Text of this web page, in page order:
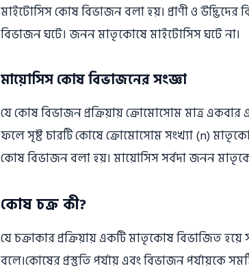
মাইটোসিস কোষ বিভাজন বলা হয়। প্রাণী ও
বিভাজন ঘটে। জনন মাতৃকোষে মাইটোসিস ঘটে না।
মায়ােসিস কোষ বিভাজনের সংজ্ঞা
যে কোষ বিভাজন প্রক্রিয়ায় ক্রোমােসােম মাত্র
ফলে সৃষ্ট চারটি কোষে ক্রোমােসােম সংখ্যা (n)
কোষ বিভাজন বলা হয়। মায়ােসিস সর্বদা জনন
কোষ চক্র কী?
যে চক্রাকার প্রক্রিয়ায় একটি মাতৃকোষ বিভাজিত
বলে।কোষের প্রস্তুতি পর্যায় এবং বিভাজন পর্যায়কে